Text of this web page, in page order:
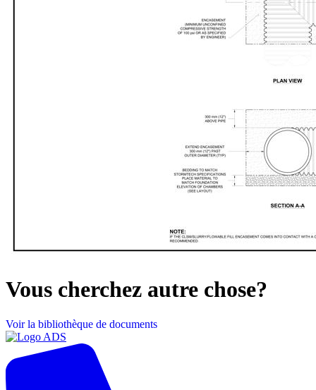
Vous cherchez autre chose?
Voir la bibliothèque de documents